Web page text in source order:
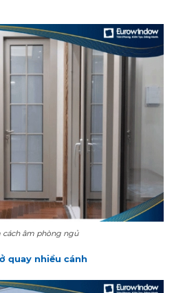
cách âm phòng ngủ
quay nhiều cánh